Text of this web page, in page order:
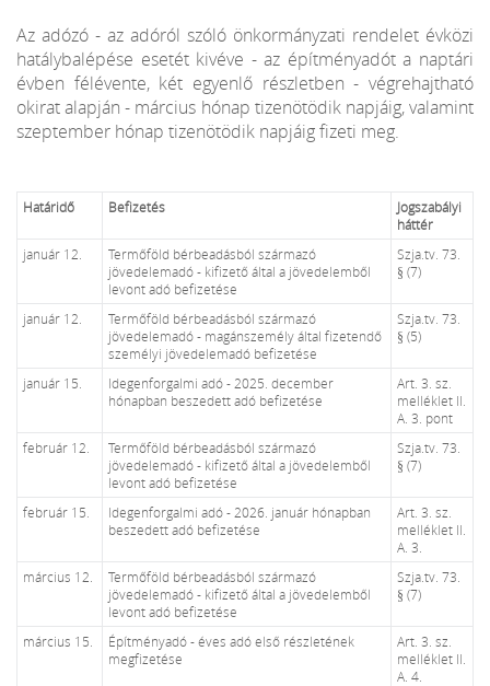
Az adózó - az adóról szóló önkormányzati rendelet évközi
hatálybalépése esetét kivéve - az építményadót a naptári
évben félévente, két egyenlő részletben - végrehajtható
okirat alapján - március hónap tizenötödik napjáig, valamint
szeptember hónap tizenötödik napjáig fizeti meg.
Határidő Befizetés
Jogszabályi
háttér
január 12.
Termőföld bérbeadásból származó
jövedelemadó - kifizető által a jövedelemből
levont adó befizetése
Szja.tv. 73.
§ (7)
január 12.
Termőföld bérbeadásból származó
jövedelemadó - magánszemély által fizetendő
személyi jövedelemadó befizetése
Szja.tv. 73.
§ (5)
január 15.
Idegenforgalmi adó - 2025. december
hónapban beszedett adó befizetése
Art. 3. sz.
melléklet II.
A. 3. pont
február 12.
Termőföld bérbeadásból származó
jövedelemadó - kifizető által a jövedelemből
levont adó befizetése
Szja.tv. 73.
§ (7)
február 15.
Idegenforgalmi adó - 2026. január hónapban
beszedett adó befizetése
Art. 3. sz.
melléklet II.
A. 3.
március 12.
Termőföld bérbeadásból származó
jövedelemadó - kifizető által a jövedelemből
levont adó befizetése
Szja.tv. 73.
§ (7)
március 15.
Építményadó - éves adó első részletének
megfizetése
Art. 3. sz.
melléklet II.
A. 4.